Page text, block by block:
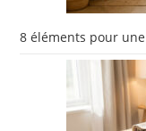
8 éléments pour